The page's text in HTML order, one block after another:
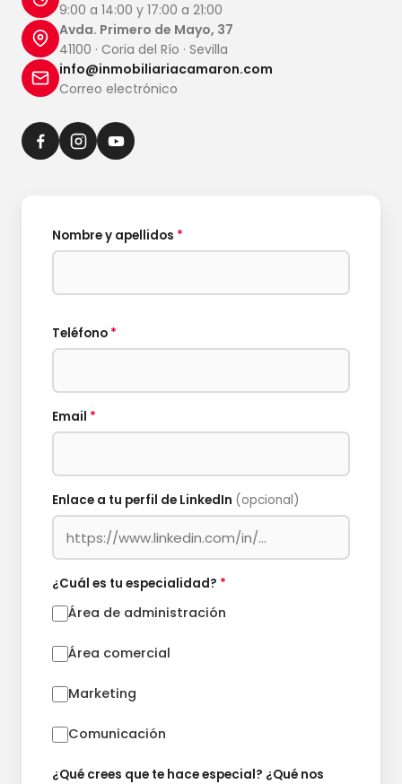
9:00 a 14:00 y 17:00 a 21:00
Avda. Primero de Mayo, 37
41100 · Coria del Río · Sevilla
info@inmobiliariacamaron.com
Correo electrónico
Nombre y apellidos *
Teléfono *
Email *
Enlace a tu perfil de LinkedIn (opcional)
¿Cuál es tu especialidad? *
Área de administración
Área comercial
Marketing
Comunicación
¿Qué crees que te hace especial? ¿Qué nos